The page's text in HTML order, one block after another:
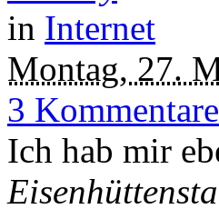
in Internet
Montag, 27.
3 Kommentare
Ich hab mir